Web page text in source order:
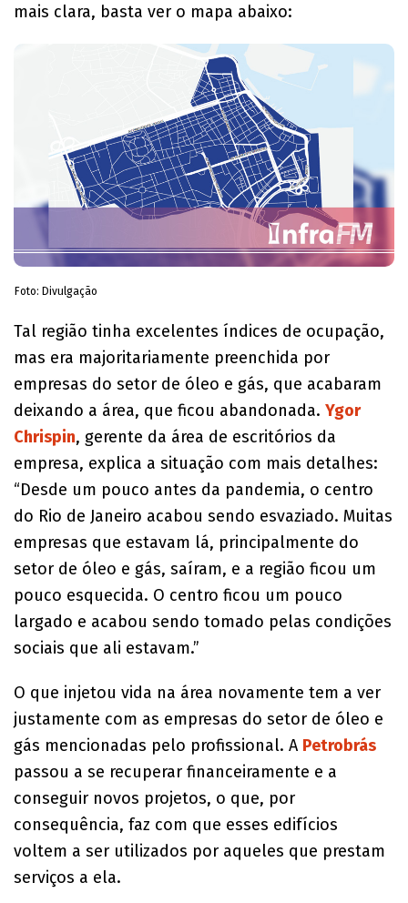
mais clara, basta ver o mapa abaixo:
Foto: Divulgação
Tal região tinha excelentes índices de ocupação,
mas era majoritariamente preenchida por
empresas do setor de óleo e gás, que acabaram
deixando a área, que ficou abandonada. Ygor
Chrispin, gerente da área de escritórios da
empresa, explica a situação com mais detalhes:
“Desde um pouco antes da pandemia, o centro
do Rio de Janeiro acabou sendo esvaziado. Muitas
empresas que estavam lá, principalmente do
setor de óleo e gás, saíram, e a região ficou um
pouco esquecida. O centro ficou um pouco
largado e acabou sendo tomado pelas condições
sociais que ali estavam.”
O que injetou vida na área novamente tem a ver
justamente com as empresas do setor de óleo e
gás mencionadas pelo profissional. A Petrobrás
passou a se recuperar financeiramente e a
conseguir novos projetos, o que, por
consequência, faz com que esses edifícios
voltem a ser utilizados por aqueles que prestam
serviços a ela.